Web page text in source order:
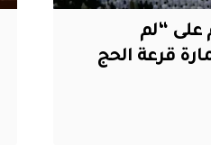
على “لم
قرعة الحج